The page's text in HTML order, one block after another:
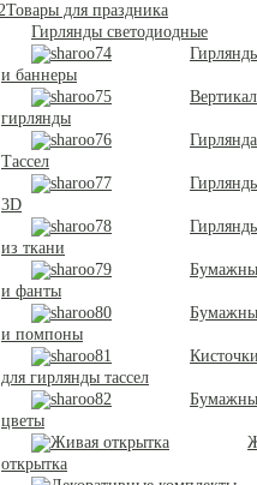
Товары для праздника
Гирлянды светодиодные
и баннеры
гирлянды
Гирлянда
Тассел
3D
из ткани
и фанты
и помпоны
Кисточки
для гирлянды тассел
цветы
открытка